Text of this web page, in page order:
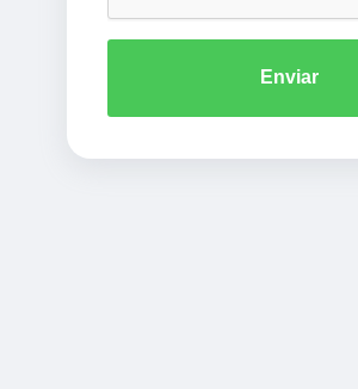
Enviar